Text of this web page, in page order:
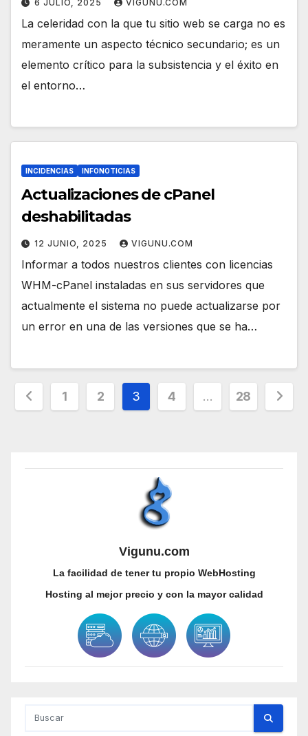
6 JULIO, 2025 VIGUNU.COM
La celeridad con la que tu sitio web se carga no es
meramente un aspecto técnico secundario; es un
elemento crítico para la subsistencia y el éxito en
el entorno…
INCIDENCIAS INFONOTICIAS
Actualizaciones de cPanel
deshabilitadas
12 JUNIO, 2025 VIGUNU.COM
Informar a todos nuestros clientes con licencias
WHM-cPanel instaladas en sus servidores que
actualmente el sistema no puede actualizarse por
un error en una de las versiones que se ha…
Paginación
1 2 3 4 … 28
Vigunu.com
La facilidad de tener tu propio WebHosting
Hosting al mejor precio y con la mayor calidad